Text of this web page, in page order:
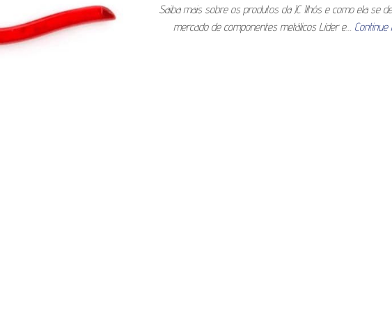
Saiba mais sobre os produtos da JC Ilhós e como ela se
mercado de componentes metálicos Líder e… Continue